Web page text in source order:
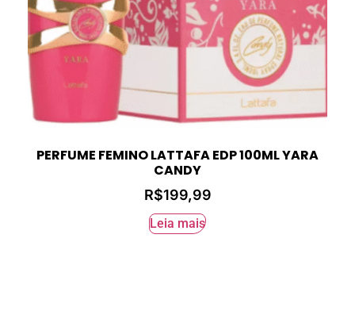
PERFUME FEMINO LATTAFA EDP 100ML YARA
CANDY
R$199,99
Leia mais